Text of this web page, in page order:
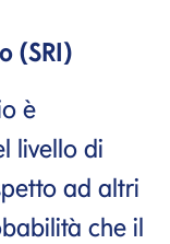
(SRI)
è
livello di
ad altri
che il